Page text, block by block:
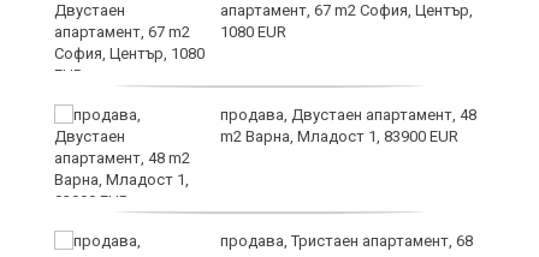
апартамент, 67 m2 София, Център,
1080 EUR
продава, Двустаен апартамент, 48
m2 Варна, Младост 1, 83900 EUR
продава, Тристаен апартамент, 68